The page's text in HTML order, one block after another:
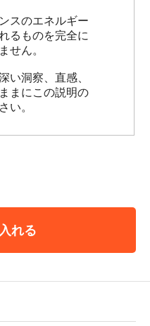
スのエネルギー
るものを完全に
せん。
い洞察、直感、
まにこの説明の
い。
れる